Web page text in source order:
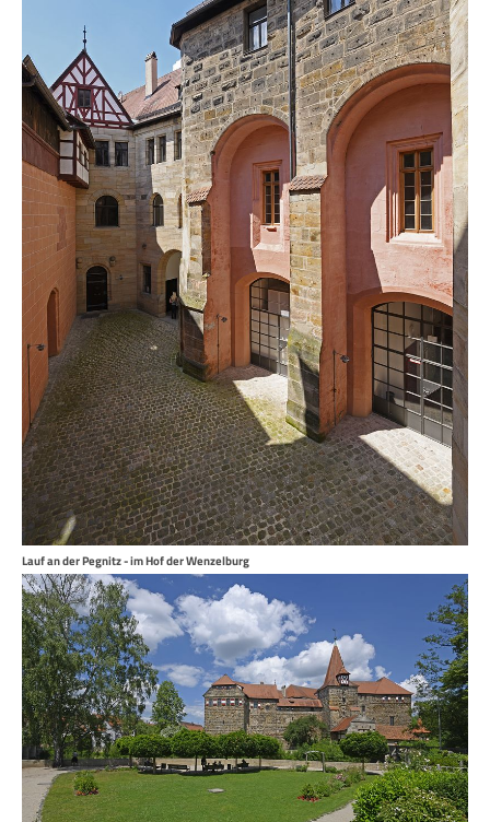
Lauf an der Pegnitz - im Hof der Wenzelburg